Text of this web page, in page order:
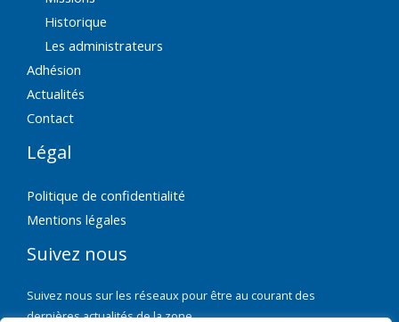
Historique
Les administrateurs
Adhésion
Actualités
Contact
Légal
Politique de confidentialité
Mentions légales
Suivez nous
Suivez nous sur les réseaux pour être au courant des
dernières actualités de la zone.